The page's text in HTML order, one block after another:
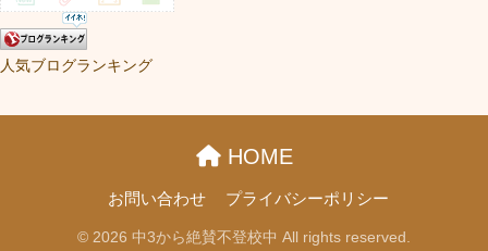
人気ブログランキング
HOME
お問い合わせ プライバシーポリシー
© 2026 中3から絶賛不登校中 All rights reserved.